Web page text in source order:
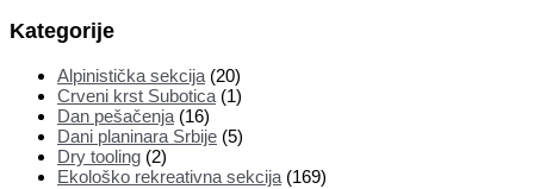
Kategorije
Alpinistička sekcija (20)
Crveni krst Subotica (1)
Dan pešačenja (16)
Dani planinara Srbije (5)
Dry tooling (2)
Ekološko rekreativna sekcija (169)